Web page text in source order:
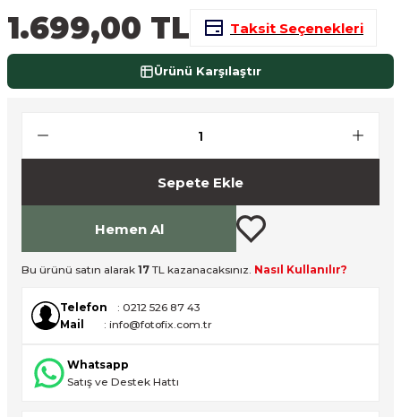
Cihazları
Işık Setleri
1.699,00 TL Taksit Seçenekleri
Ürünü Karşılaştır
Sepete Ekle
Hemen Al
Bu ürünü satın alarak 17 TL kazanacaksınız. Nasıl Kullanılır?
Telefon
: 0212 526 87 43
Mail
: info@fotofix.com.tr
Whatsapp
Satış ve Destek Hattı